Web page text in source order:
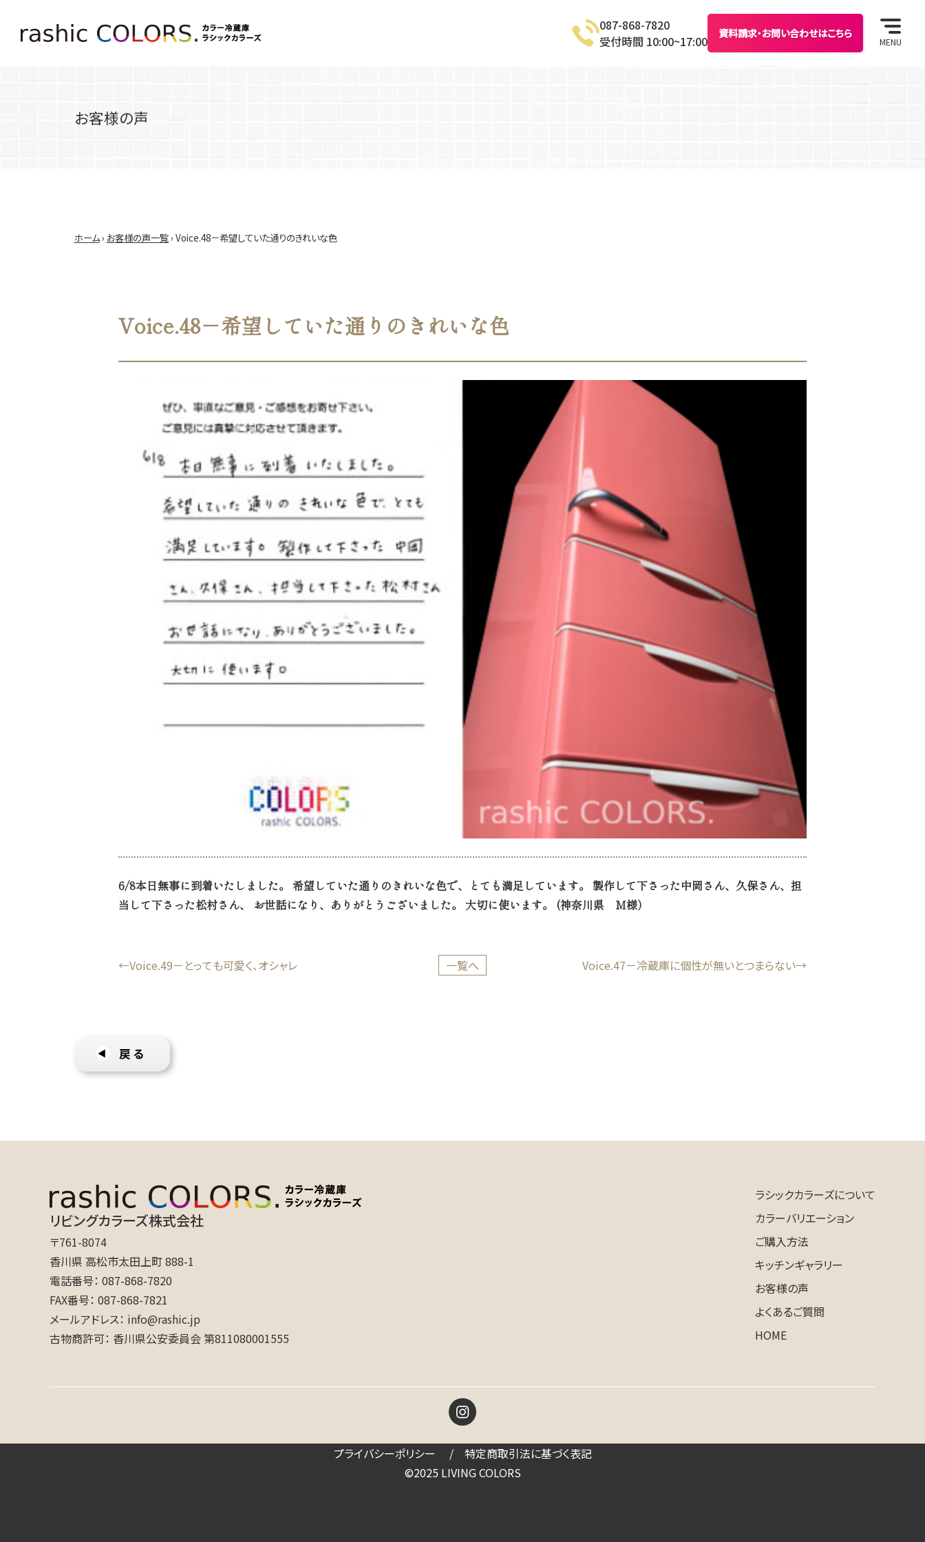
087-868-7820
受付時間 10:00~17:00
資料請求・お問い合わせはこちら
MENU
お客様の声
ホーム› お客様の声一覧› Voice.48－希望していた通りのきれいな色
Voice.48－希望していた通りのきれいな色
6/8本日無事に到着いたしました。 希望していた通りのきれいな色で、とても満足しています。 製作して下さった中岡さん、久保さん、担
当して下さった松村さん、 お世話になり、ありがとうございました。 大切に使います。 (神奈川県 M様）
Voice.49－とっても可愛く、オシャレ 一覧へ Voice.47－冷蔵庫に個性が無いとつまらない
リビングカラーズ株式会社
〒761-8074
香川県 高松市太田上町 888-1
電話番号 087-868-7820
FAX番号 087-868-7821
メールアドレス info@rashic.jp
古物商許可 香川県公安委員会 第811080001555
ラシックカラーズについて
カラーバリエーション
ご購入方法
キッチンギャラリー
お客様の声
よくあるご質問
HOME
プライバシーポリシー
特定商取引法に基づく表記
©2025 LIVING COLORS